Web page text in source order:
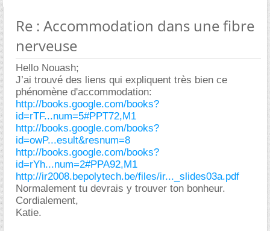
Re : Accommodation dans une fibre
nerveuse
Hello Nouash;
J’ai trouvé des liens qui expliquent très bien ce
phénomène d'accommodation:
http://books.google.com/books?
id=rTF...num=5#PPT72,M1
http://books.google.com/books?
id=owP...esult&resnum=8
http://books.google.com/books?
id=rYh...num=2#PPA92,M1
http://ir2008.bepolytech.be/files/ir..._slides03a.pdf
Normalement tu devrais y trouver ton bonheur.
Cordialement,
Katie.